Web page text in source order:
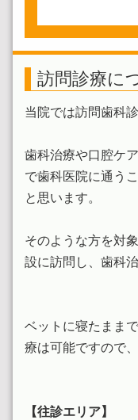
訪問診療に
当院では訪問歯科
歯科治療や口腔ケ
で歯科医院に通う
と思います。
そのような方を対
設に訪問し、歯科
ベットに寝たまま
療は可能ですので
【往診エリア】